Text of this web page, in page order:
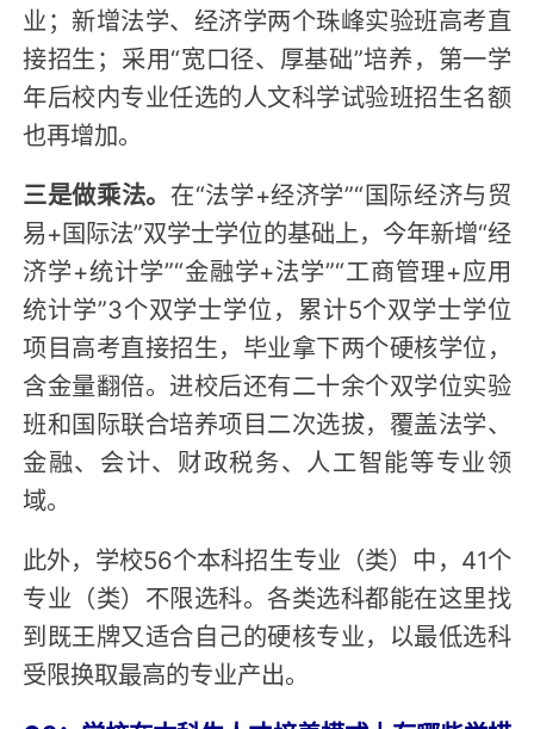
业；新增法学、经济学两个珠峰实验班高考直
接招生；采用“宽口径、厚基础”培养，第一学
年后校内专业任选的人文科学试验班招生名额
也再增加。
三是做乘法。 在“法学+经济学”“国际经济与贸
易+国际法”双学士学位的基础上，今年新增“经
济学+统计学”“金融学+法学”“工商管理+应用
统计学”3个双学士学位，累计5个双学士学位
项目高考直接招生，毕业拿下两个硬核学位，
含金量翻倍。进校后还有二十余个双学位实验
班和国际联合培养项目二次选拔，覆盖法学、
金融、会计、财政税务、人工智能等专业领
域。
此外，学校56个本科招生专业（类）中，41个
专业（类）不限选科。各类选科都能在这里找
到既王牌又适合自己的硬核专业，以最低选科
受限换取最高的专业产出。